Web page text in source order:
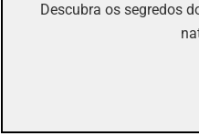
Descubra os segredos